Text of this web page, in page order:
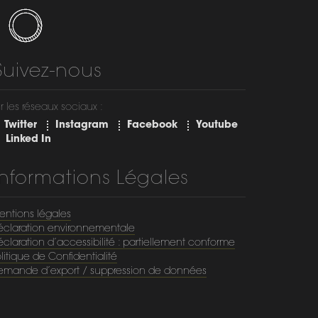
nous
les réseaux sociaux :
Twitter
Instagram Facebook
Youtube
Linked In
Légales
légales
environnementale
d’accessibilité : partiellement conforme
de Confidentialité
d’export / suppression de données